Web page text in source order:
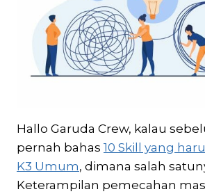
Hallo Garuda Crew, kalau
pernah bahas 10 Skill yang
K3 Umum, dimana salah
Keterampilan pemecahan